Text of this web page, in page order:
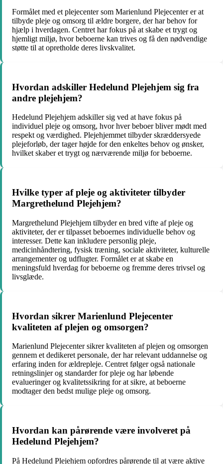
Formålet med et plejecenter som Marienlund Plejecenter er at
tilbyde pleje og omsorg til ældre borgere, der har behov for
hjælp i hverdagen. Centret har fokus på at skabe et trygt og
hjemligt miljø, hvor beboerne kan trives og få den nødvendige
støtte til at opretholde deres livskvalitet.
Hvordan adskiller Hedelund Plejehjem sig fra
andre plejehjem?
Hedelund Plejehjem adskiller sig ved at have fokus på
individuel pleje og omsorg, hvor hver beboer bliver mødt med
respekt og værdighed. Plejehjemmet tilbyder skræddersyede
plejeforløb, der tager højde for den enkeltes behov og ønsker,
hvilket skaber et trygt og nærværende miljø for beboerne.
Hvilke typer af pleje og aktiviteter tilbyder
Margrethelund Plejehjem?
Margrethelund Plejehjem tilbyder en bred vifte af pleje og
aktiviteter, der er tilpasset beboernes individuelle behov og
interesser. Dette kan inkludere personlig pleje,
medicinhåndtering, fysisk træning, sociale aktiviteter, kulturelle
arrangementer og udflugter. Formålet er at skabe en
meningsfuld hverdag for beboerne og fremme deres trivsel og
livsglæde.
Hvordan sikrer Marienlund Plejecenter
kvaliteten af plejen og omsorgen?
Marienlund Plejecenter sikrer kvaliteten af plejen og omsorgen
gennem et dedikeret personale, der har relevant uddannelse og
erfaring inden for ældrepleje. Centret følger også nationale
retningslinjer og standarder for pleje og har løbende
evalueringer og kvalitetssikring for at sikre, at beboerne
modtager den bedst mulige pleje og omsorg.
Hvordan kan pårørende være involveret på
Hedelund Plejehjem?
På Hedelund Plejehjem opfordres pårørende til at være aktive